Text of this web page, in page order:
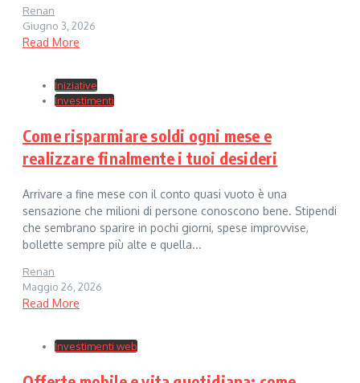
Renan
Giugno 3, 2026
Read More
Iniziative
Investimenti
Come risparmiare soldi ogni mese e
realizzare finalmente i tuoi desideri
Arrivare a fine mese con il conto quasi vuoto è una
sensazione che milioni di persone conoscono bene. Stipendi
che sembrano sparire in pochi giorni, spese improvvise,
bollette sempre più alte e quella...
Renan
Maggio 26, 2026
Read More
Investimenti web